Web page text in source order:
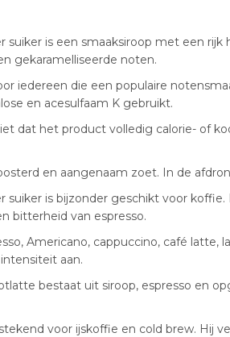
suiker is een smaaksiroop met een
gekaramelliseerde noten.
iedereen die een populaire
en acesulfaam K gebruikt.
dat het product volledig calorie- of
en aangenaam zoet. In de
suiker is bijzonder geschikt voor
bitterheid van espresso.
Americano, cappuccino, café
aan.
bestaat uit siroop, espresso en
voor ijskoffie en cold brew. Hij